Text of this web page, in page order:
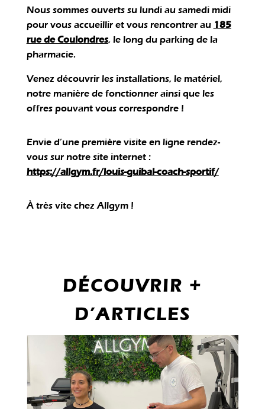
Nous sommes ouverts su lundi au samedi midi
pour vous accueillir et vous rencontrer au 185
rue de Coulondres, le long du parking de la
pharmacie.
Venez découvrir les installations, le matériel,
notre manière de fonctionner ainsi que les
offres pouvant vous correspondre !
Envie d’une première visite en ligne rendez-
vous sur notre site internet :
https://allgym.fr/louis-guibal-coach-sportif/
À très vite chez Allgym !
DÉCOUVRIR +
D’ARTICLES